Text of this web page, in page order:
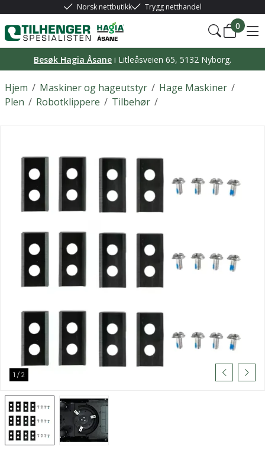
Norsk nettbutikk Trygg netthandel
0
Besøk Hagia Åsane i Litleåsveien 65, 5132 Nyborg.
/
Hjem /
Maskiner og hageutstyr /
Hage Maskiner
/
Plen /
Robotklippere /
Tilbehør
1 / 2